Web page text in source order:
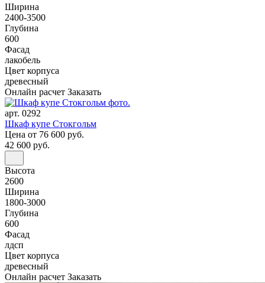
Ширина
2400-3500
Глубина
600
Фасад
лакобель
Цвет корпуса
древесный
Онлайн расчет Заказать
арт. 0292
Шкаф купе Стокгольм
Цена от 76 600 руб.
42 600 руб.
Высота
2600
Ширина
1800-3000
Глубина
600
Фасад
лдсп
Цвет корпуса
древесный
Онлайн расчет Заказать